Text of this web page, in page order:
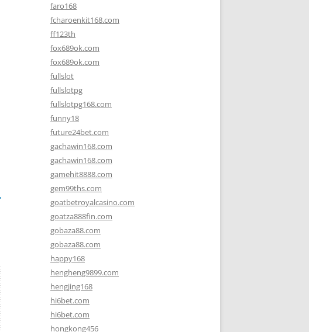
faro168
fcharoenkit168.com
ff123th
fox689ok.com
fox689ok.com
fullslot
fullslotpg
fullslotpg168.com
funny18
future24bet.com
gachawin168.com
gachawin168.com
gamehit8888.com
gem99ths.com
goatbetroyalcasino.com
goatza888fin.com
gobaza88.com
gobaza88.com
happy168
hengheng9899.com
hengjing168
hi6bet.com
hi6bet.com
hongkong456